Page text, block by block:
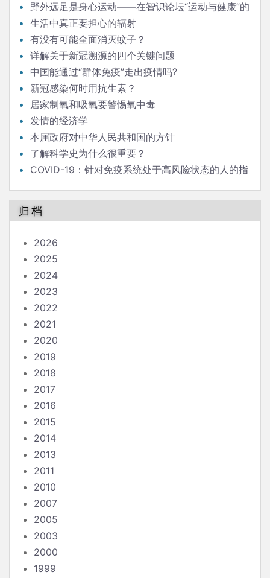
野外远足是身心运动——在智识论坛“运动与健康”的
发言生活中真正要担心的辐射
有没有可能全面消灭蚊子？
详解关于新冠溯源的四个关键问题
中国能通过“群体免疫”走出疫情吗?
新冠感染何时用抗生素？
居家制氧和吸氧要警惕氧中毒
发情的经济学
本届政府对中华人民共和国的方针
了解科学史为什么很重要？
COVID-19：针对免疫系统处于高风险状态的人的指
归档
2026
2025
2024
2023
2022
2021
2020
2019
2018
2017
2016
2015
2014
2013
2011
2010
2007
2005
2003
2000
1999